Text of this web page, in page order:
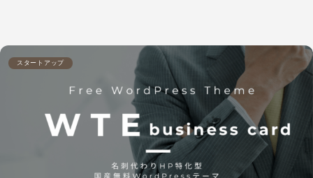
スタートアップ